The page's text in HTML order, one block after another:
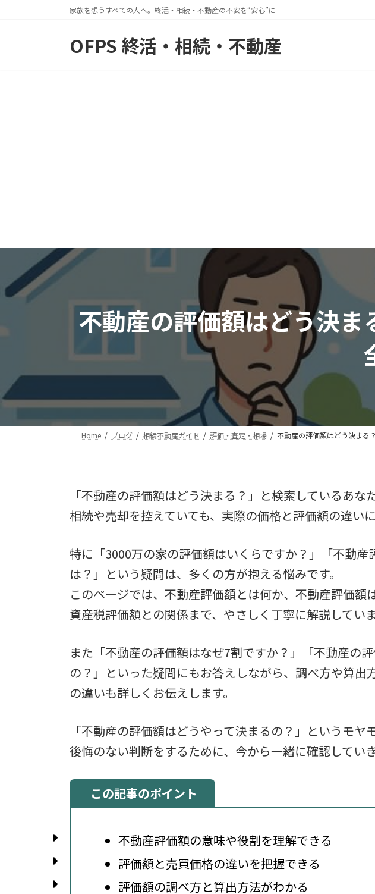
家族を想うすべての人へ。終活・相続・不動産の不安を“安心”に
OFPS 終活・相続・不動産
不動産の評価額はどう決
Home ブログ 相続不動産ガイド 評価・査定・相場 不動産の評価額はどう決まる
「不動産の評価額はどう決まる？」と検索しているあなた
相続や売却を控えていても、実際の価格と評価額の違い
特に「3000万の家の評価額はいくらですか？」「不動産
は？」という疑問は、多くの方が抱える悩みです。
このページでは、不動産評価額とは何か、不動産評価額
資産税評価額との関係まで、やさしく丁寧に解説していま
また「不動産の評価額はなぜ7割ですか？」「不動産の
の？」といった疑問にもお答えしながら、調べ方や算出
の違いも詳しくお伝えします。
「不動産の評価額はどうやって決まるの？」というモヤ
後悔のない判断をするために、今から一緒に確認していき
この記事のポイント
不動産評価額の意味や役割を理解できる
評価額と売買価格の違いを把握できる
評価額の調べ方と算出方法がわかる